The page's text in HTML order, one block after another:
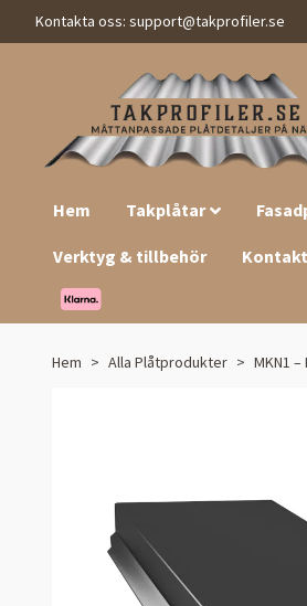
Kontakta oss: support@takprofiler.se
Hem Takplåtar
Verktyg & tillbehör
Hem Alla Plåtprodukter MKN1